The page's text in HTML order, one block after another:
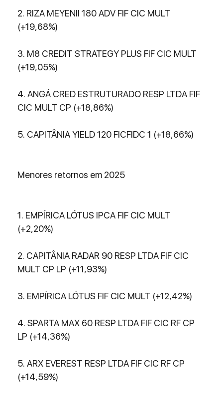
2. RIZA MEYENII 180 ADV FIF CIC MULT
(+19,68%)
3. M8 CREDIT STRATEGY PLUS FIF CIC MULT
(+19,05%)
4. ANGÁ CRED ESTRUTURADO RESP LTDA FIF
CIC MULT CP (+18,86%)
5. CAPITÂNIA YIELD 120 FICFIDC 1 (+18,66%)
Menores retornos em 2025
1. EMPÍRICA LÓTUS IPCA FIF CIC MULT
(+2,20%)
2. CAPITÂNIA RADAR 90 RESP LTDA FIF CIC
MULT CP LP (+11,93%)
3. EMPÍRICA LÓTUS FIF CIC MULT (+12,42%)
4. SPARTA MAX 60 RESP LTDA FIF CIC RF CP
LP (+14,36%)
5. ARX EVEREST RESP LTDA FIF CIC RF CP
(+14,59%)